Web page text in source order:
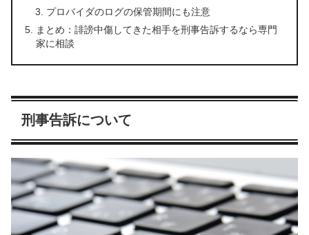
プロバイダのログの保管期間にも注意
まとめ：誹謗中傷してきた相手を刑事告訴するなら専門
家に相談
刑事告訴について